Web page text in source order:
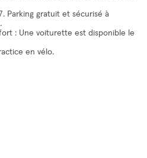
Parking gratuit et sécurisé à
: Une voiturette est disponible le
en vélo.